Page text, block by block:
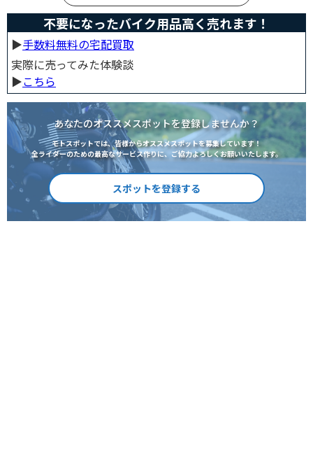
不要になったバイク用品高く売れます！
▶︎手数料無料の宅配買取
実際に売ってみた体験談
▶︎こちら
あなたのオススメスポットを登録しませんか？
モトスポットでは、皆様からオススメスポットを募集しています！
全ライダーのための最高なサービス作りに、ご協力よろしくお願いいたします。
スポットを登録する